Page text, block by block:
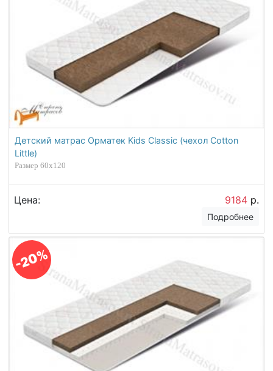
Детский матрас Орматек Kids Classic (чехол Cotton
Little)
Размер 60х120
Цена: 9184 р.
Подробнее
-20%